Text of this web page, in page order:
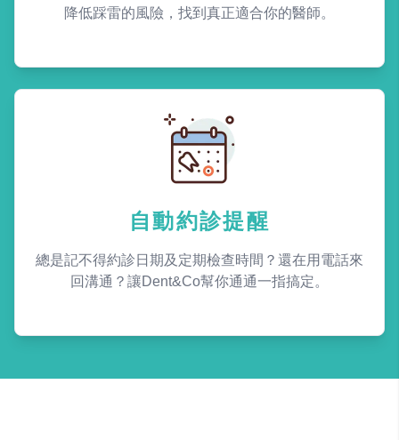
降低踩雷的風險，找到真正適合你的醫師。
自動約診提醒
總是記不得約診日期及定期檢查時間？還在用電話來
回溝通？讓Dent&Co幫你通通一指搞定。